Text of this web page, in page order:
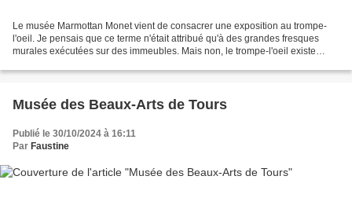
Le musée Marmottan Monet vient de consacrer une exposition au trompe-
l'oeil. Je pensais que ce terme n'était attribué qu'à des grandes fresques
murales exécutées sur des immeubles. Mais non, le trompe-l'oeil existe
Musée des Beaux-Arts de Tours
Publié le 30/10/2024 à 16:11
Par Faustine